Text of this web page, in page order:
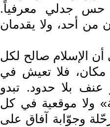
حس جدلي معرفياً.
من أحد، ولا يقدمان
أن الإسلام صالح لكل
مكان، فلا تعيش في
بلا حدود. تبدو
ولا موقعية في كل
وجوّابة آفاق على